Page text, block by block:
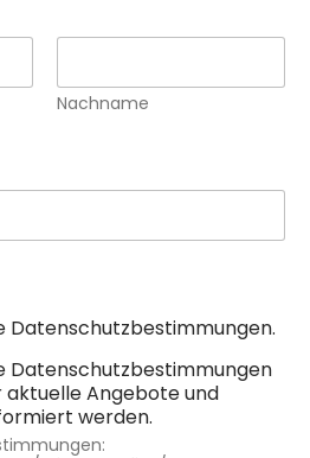
Nachname
Datenschutzbestimmungen.
Datenschutzbestimmungen
Angebote und
werden.